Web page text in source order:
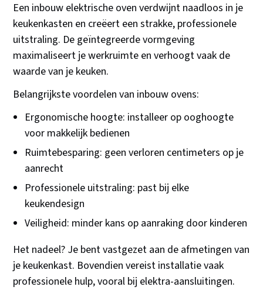
Een inbouw elektrische oven verdwijnt naadloos in je
keukenkasten en creëert een strakke, professionele
uitstraling. De geïntegreerde vormgeving
maximaliseert je werkruimte en verhoogt vaak de
waarde van je keuken.
Belangrijkste voordelen van inbouw ovens:
Ergonomische hoogte: installeer op ooghoogte
voor makkelijk bedienen
Ruimtebesparing: geen verloren centimeters op je
aanrecht
Professionele uitstraling: past bij elke
keukendesign
Veiligheid: minder kans op aanraking door kinderen
Het nadeel? Je bent vastgezet aan de afmetingen van
je keukenkast. Bovendien vereist installatie vaak
professionele hulp, vooral bij elektra-aansluitingen.